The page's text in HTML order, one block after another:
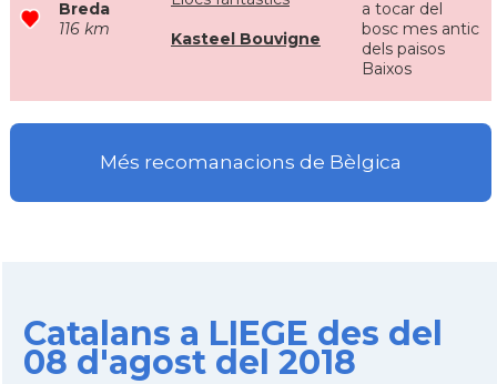
Breda
116 km
Kasteel Bouvigne
a tocar del
bosc mes antic
dels paisos
Baixos
Més recomanacions de Bèlgica
Catalans a LIEGE des del
08 d'agost del 2018